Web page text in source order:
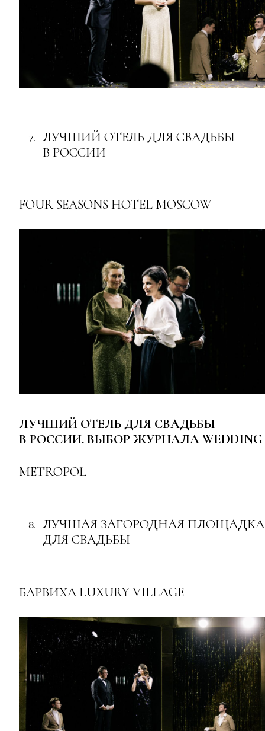
ЛУЧШИЙ ОТЕЛЬ ДЛЯ СВАДЬБЫ
В РОССИИ
FOUR SEASONS HOTEL MOSCOW
ЛУЧШИЙ ОТЕЛЬ ДЛЯ СВАДЬБЫ
В РОССИИ. ВЫБОР ЖУРНАЛА WEDDING
METROPOL
ЛУЧШАЯ ЗАГОРОДНАЯ ПЛОЩАДКА
ДЛЯ СВАДЬБЫ
БАРВИХА LUXURY VILLAGE